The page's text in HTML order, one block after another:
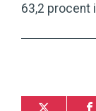
63,2 procent